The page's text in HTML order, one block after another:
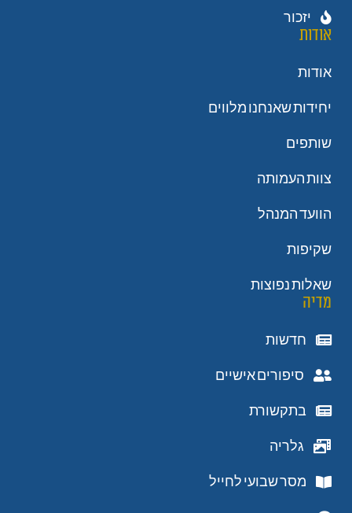
יזכור
אודות
אודות
יחידות שאנחנו מלווים
שותפים
צוות העמותה
הוועד המנהל
שקיפות
שאלות נפוצות
מדיה
חדשות
סיפורים אישיים
בתקשורת
גלריה
מסר שבועי לחייל